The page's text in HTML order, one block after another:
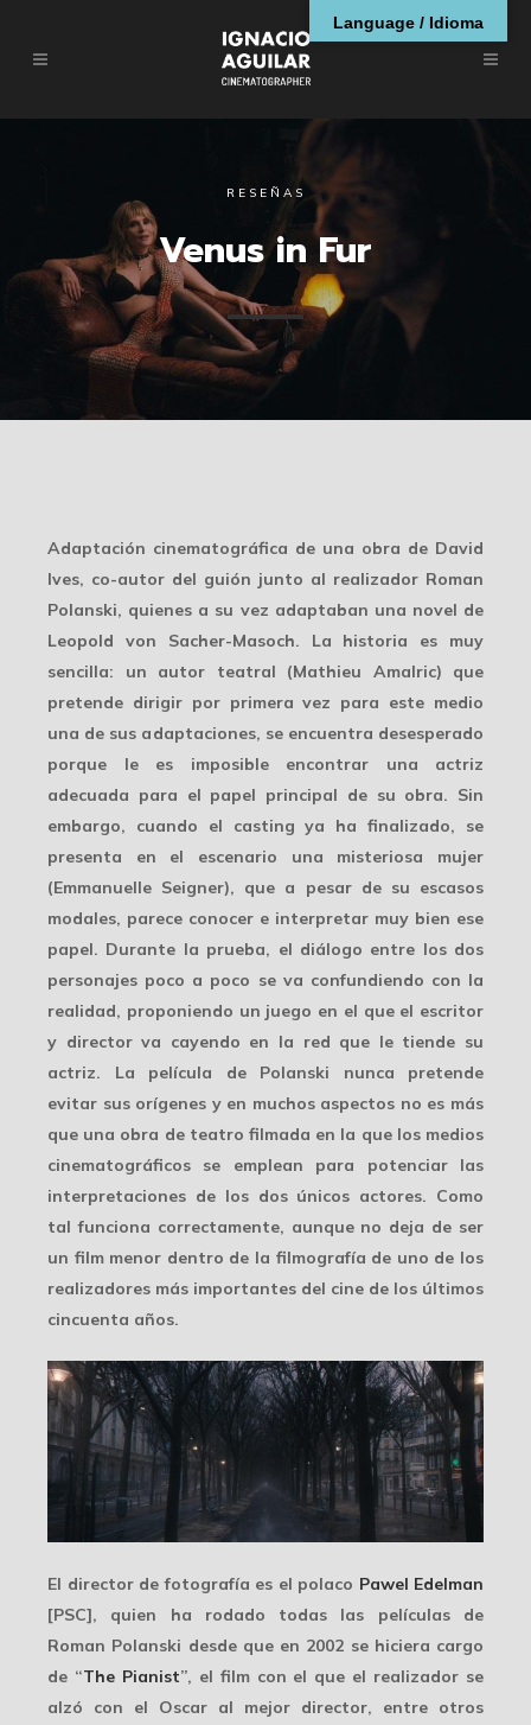
RESEÑAS
Venus in Fur
Adaptación cinematográfica de una obra de David
Ives, co-autor del guión junto al realizador Roman
Polanski, quienes a su vez adaptaban una novel de
Leopold von Sacher-Masoch. La historia es muy
sencilla: un autor teatral (Mathieu Amalric) que
pretende dirigir por primera vez para este medio
una de sus adaptaciones, se encuentra desesperado
porque le es imposible encontrar una actriz
adecuada para el papel principal de su obra. Sin
embargo, cuando el casting ya ha finalizado, se
presenta en el escenario una misteriosa mujer
(Emmanuelle Seigner), que a pesar de su escasos
modales, parece conocer e interpretar muy bien ese
papel. Durante la prueba, el diálogo entre los dos
personajes poco a poco se va confundiendo con la
realidad, proponiendo un juego en el que el escritor
y director va cayendo en la red que le tiende su
actriz. La película de Polanski nunca pretende
evitar sus orígenes y en muchos aspectos no es más
que una obra de teatro filmada en la que los medios
cinematográficos se emplean para potenciar las
interpretaciones de los dos únicos actores. Como
tal funciona correctamente, aunque no deja de ser
un film menor dentro de la filmografía de uno de los
realizadores más importantes del cine de los últimos
cincuenta años.
El director de fotografía es el polaco Pawel Edelman
[PSC], quien ha rodado todas las películas de
Roman Polanski desde que en 2002 se hiciera cargo
de “The Pianist”, el film con el que el realizador se
alzó con el Oscar al mejor director, entre otros
Language / Idioma